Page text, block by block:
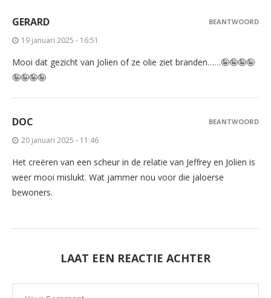
GERARD
19 januari 2025 - 16:51
Mooi dat gezicht van Jolien of ze olie ziet branden……🤪🤪🤪🤪
🤪🤪🤪🤪
BEANTWOORD
DOC
20 januari 2025 - 11:46
Het creëren van een scheur in de relatie van Jeffrey en Jolien is
weer mooi mislukt. Wat jammer nou voor die jaloerse
bewoners.
BEANTWOORD
LAAT EEN REACTIE ACHTER